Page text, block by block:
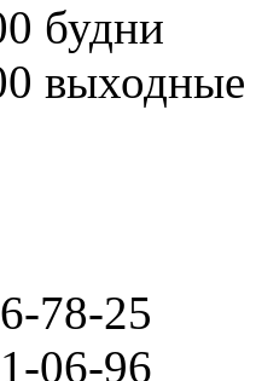
будни
выходные
78-25
06-96